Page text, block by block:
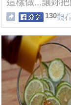
這樣做...讓妳
130觀看